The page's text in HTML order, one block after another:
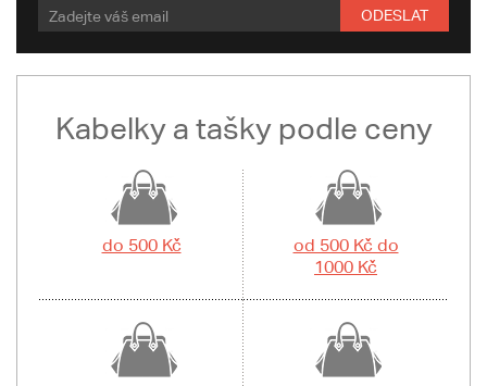
ODESLAT
Kabelky a tašky podle ceny
do 500 Kč
od 500 Kč do
1000 Kč